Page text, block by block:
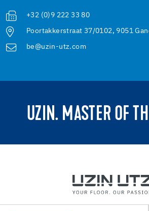
+32 (0)9 222 33 80
Poortakkerstraat 37/0102, 9051
be@uzin-utz.com
UZIN. MASTER OF